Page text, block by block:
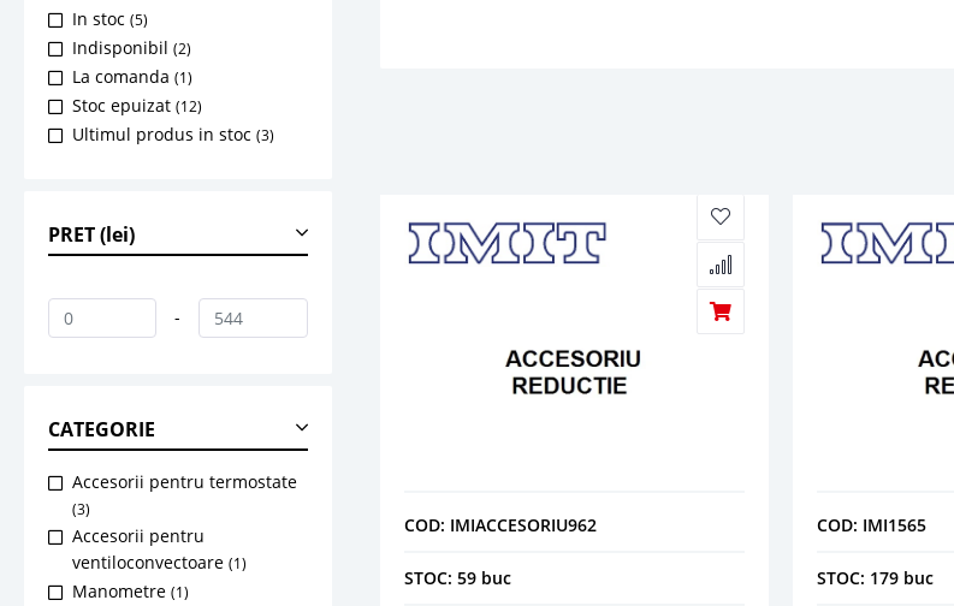
In stoc (5)
Indisponibil (2)
La comanda (1)
Stoc epuizat (12)
Ultimul produs in stoc (3)
PRET (lei)
-
CATEGORIE
Accesorii pentru termostate
(3)
Accesorii pentru
ventiloconvectoare (1)
Manometre (1)
COD: IMIACCESORIU962
STOC: 59 buc
COD: IMI1565
STOC: 179 buc